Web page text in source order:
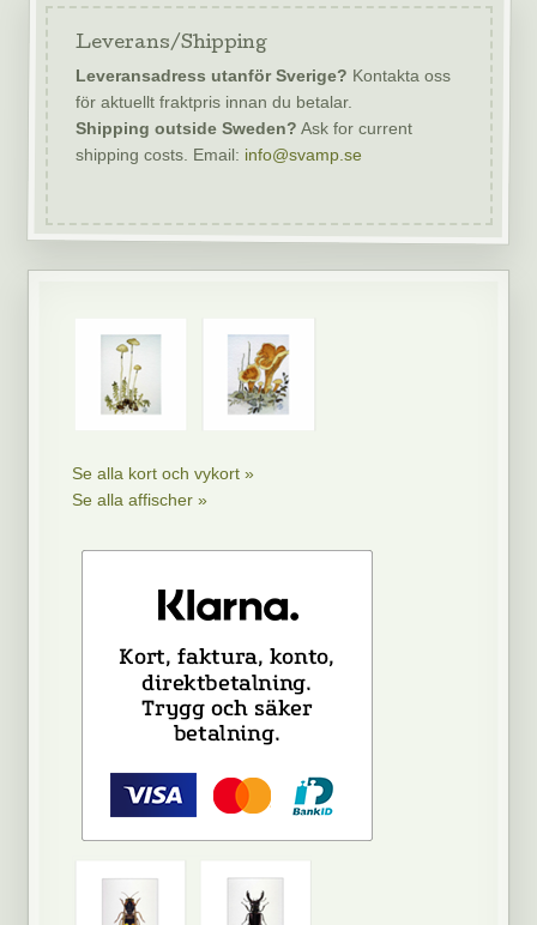
Leverans/Shipping
Leveransadress utanför Sverige? Kontakta oss
för aktuellt fraktpris innan du betalar.
Shipping outside Sweden? Ask for current
shipping costs. Email: info@svamp.se
Se alla kort och vykort »
Se alla affischer »